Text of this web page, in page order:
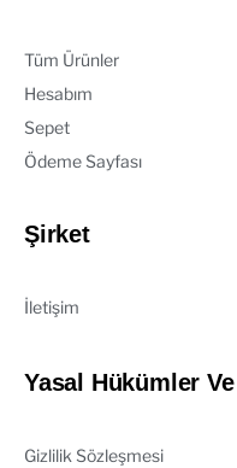
Tüm Ürünler
Hesabım
Sepet
Ödeme Sayfası
Şirket
İletişim
Yasal Hükümler
Gizlilik Sözleşmesi